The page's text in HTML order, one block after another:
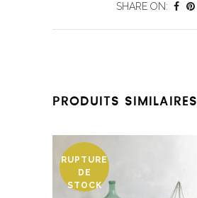
SHARE ON:
PRODUITS SIMILAIRES
RUPTURE
DE
STOCK